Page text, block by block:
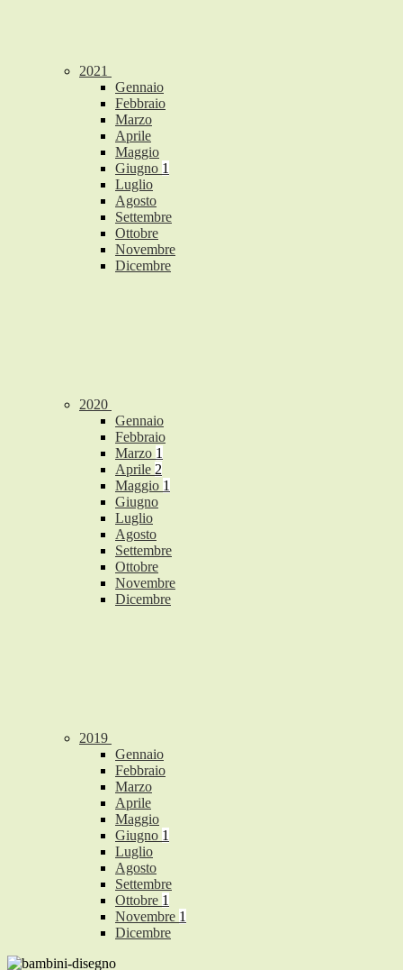
2021
Gennaio
Febbraio
Marzo
Aprile
Maggio
Giugno 1
Luglio
Agosto
Settembre
Ottobre
Novembre
Dicembre
2020
Gennaio
Febbraio
Marzo 1
Aprile 2
Maggio 1
Giugno
Luglio
Agosto
Settembre
Ottobre
Novembre
Dicembre
2019
Gennaio
Febbraio
Marzo
Aprile
Maggio
Giugno 1
Luglio
Agosto
Settembre
Ottobre 1
Novembre 1
Dicembre